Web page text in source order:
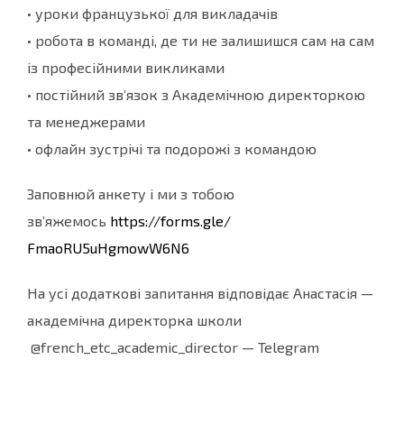
• уроки французької для викладачів
• робота в команді, де ти не залишишся сам на сам
із професійними викликами
• постійний звʼязок з Академічною директоркою
та менеджерами
• офлайн зустрічі та подорожі з командою
Заповнюй анкету і ми з тобою
звʼяжемось https://forms.gle/
FmaoRU5uHgmowW6N6
На усі додаткові запитання відповідає Анастасія —
академічна директорка школи
@french_etc_academic_director — Telegram